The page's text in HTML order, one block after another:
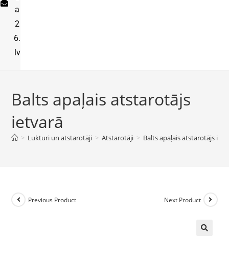
a
2
6.
lv
Balts apaļais atstarotājs
ietvarā
> Lukturi un atstarotāji > Atstarotāji > Balts apaļais atstarotājs
Previous Product Next Product